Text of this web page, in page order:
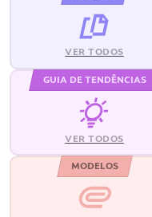
VER TODOS
GUIA DE TENDÊNCIAS
VER TODOS
MODELOS